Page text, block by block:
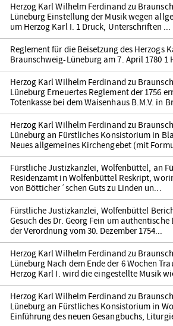
Herzog Karl Wilhelm Ferdinand zu
Lüneburg Einstellung der Musik wegen
um Herzog Karl I. 1 Druck, Unterschriften ...
Reglement für die Beisetzung des Herzogs
Braunschweig-Lüneburg am 7. April 1780 1
Herzog Karl Wilhelm Ferdinand zu
Lüneburg Erneuertes Reglement der 1756
Totenkasse bei dem Waisenhaus B.M.V. in
Herzog Karl Wilhelm Ferdinand zu
Lüneburg an Fürstliches Konsistorium in
Neues allgemeines Kirchengebet (mit
Fürstliche Justizkanzlei, Wolfenbüttel, an
Residenzamt in Wolfenbüttel Reskript,
von Bötticher´schen Guts zu Linden un...
Fürstliche Justizkanzlei, Wolfenbüttel
Gesuch des Dr. Georg Fein um
der Verordnung vom 30. Dezember 1754...
Herzog Karl Wilhelm Ferdinand zu
Lüneburg Nach dem Ende der 6 Wochen
Herzog Karl I. wird die eingestellte Musik
Herzog Karl Wilhelm Ferdinand zu
Lüneburg an Fürstliches Konsistorium in
Einführung des neuen Gesangbuchs,